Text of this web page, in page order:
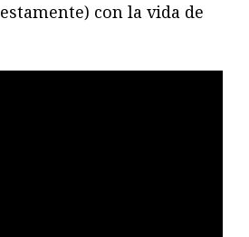
con la vida de